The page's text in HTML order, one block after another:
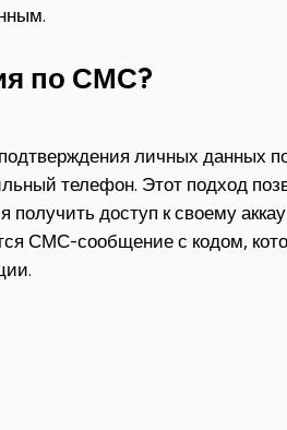
по СМС?
личных данных
телефон. Этот подход
получить доступ к своему
СМС-сообщение с кодом,